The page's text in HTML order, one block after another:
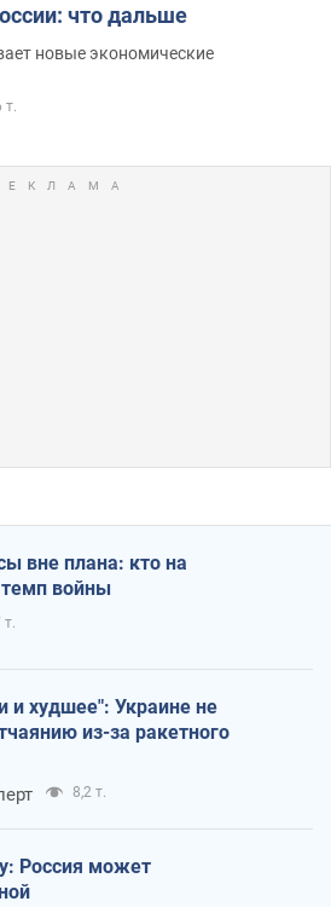
что дальше
новые экономические
т.
вне плана: кто на
войны
худшее": Украине не
из-за ракетного
8,2 т.
Россия может